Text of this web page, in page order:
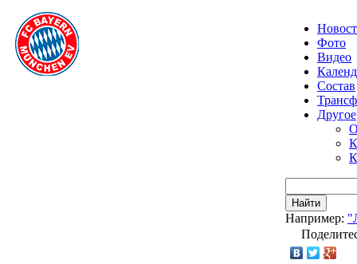
Фото
Видео
Состав
Другое
Найти
Например: